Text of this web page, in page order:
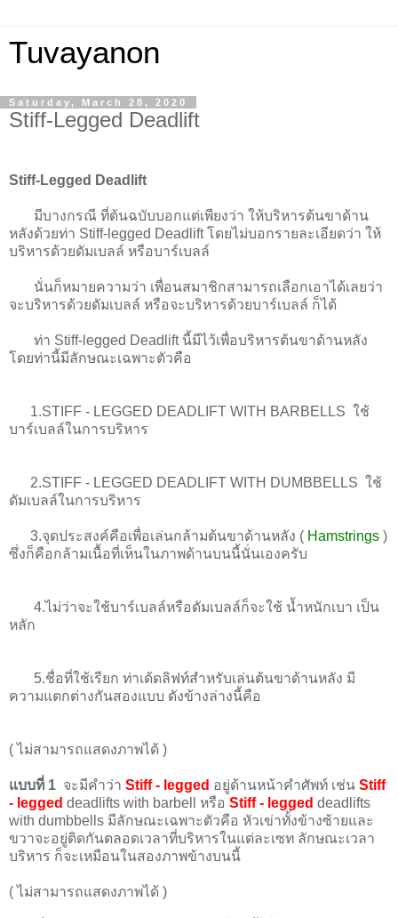
Tuvayanon
Saturday, March 28, 2020
Stiff-Legged Deadlift
Stiff-Legged Deadlift
มีบางกรณี ที่ต้นฉบับบอกแต่เพียงว่า ให้บริหารต้นขาด้าน
หลังด้วยท่า Stiff-legged Deadlift โดยไม่บอกรายละเอียดว่า ให้
บริหารด้วยดัมเบลล์ หรือบาร์เบลล์
นั่นก็หมายความว่า เพื่อนสมาชิกสามารถเลือกเอาได้เลยว่า
จะบริหารด้วยดัมเบลล์ หรือจะบริหารด้วยบาร์เบลล์ ก็ได้
ท่า Stiff-legged Deadlift นี้มีไว้เพื่อบริหารต้นขาด้านหลัง
โดยท่านี้มีลักษณะเฉพาะตัวคือ
1.STIFF - LEGGED DEADLIFT WITH BARBELLS ใช้
บาร์เบลล์ในการบริหาร
2.STIFF - LEGGED DEADLIFT WITH DUMBBELLS ใช้
ดัมเบลล์ในการบริหาร
3.จุดประสงค์คือเพื่อเล่นกล้ามต้นขาด้านหลัง ( Hamstrings )
ซึ่งก็คือกล้ามเนื้อที่เห็นในภาพด้านบนนี้นั่นเองครับ
4.ไม่ว่าจะใช้บาร์เบลล์หรือดัมเบลล์ก็จะใช้ น้ำหนักเบา เป็น
หลัก
5.ชื่อที่ใช้เรียก ท่าเด้ดลิฟท์สำหรับเล่นต้นขาด้านหลัง มี
ความแตกต่างกันสองแบบ ดังข้างล่างนี้คือ
( ไม่สามารถแสดงภาพได้ )
แบบที่ 1 จะมีคำว่า Stiff - legged อยู่ด้านหน้าคำศัพท์ เช่น Stiff
- legged deadlifts with barbell หรือ Stiff - legged deadlifts
with dumbbells มีลักษณะเฉพาะตัวคือ หัวเข่าทั้งข้างซ้ายและ
ขวาจะอยู่ติดกันตลอดเวลาที่บริหารในแต่ละเซท ลักษณะเวลา
บริหาร ก็จะเหมือนในสองภาพข้างบนนี้
( ไม่สามารถแสดงภาพได้ )